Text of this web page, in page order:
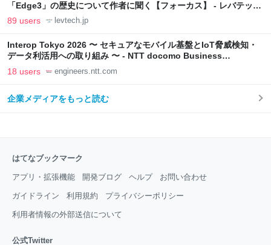
「Edge3」の歴史について作者に聞く【フォーカス】 - レバテック
LAB
89 users levtech.jp
Interop Tokyo 2026 〜 セキュアなモバイル基盤とIoT脅威検知・
データ利活用への取り組み 〜 - NTT docomo Business
Engineers' Blog
18 users engineers.ntt.com
企業メディアをもっと読む
はてなブックマーク
アプリ・拡張機能 開発ブログ ヘルプ お問い合わせ
ガイドライン 利用規約 プライバシーポリシー
利用者情報の外部送信について
公式Twitter